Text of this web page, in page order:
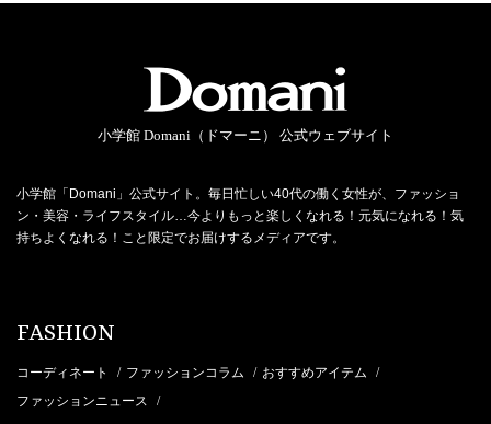
小学館 Domani（ドマーニ） 公式ウェブサイト
小学館「Domani」公式サイト。毎日忙しい40代の働く女性が、ファッショ
ン・美容・ライフスタイル…今よりもっと楽しくなれる！元気になれる！気
持ちよくなれる！こと限定でお届けするメディアです。
FASHION
コーディネート / ファッションコラム / おすすめアイテム /
ファッションニュース /